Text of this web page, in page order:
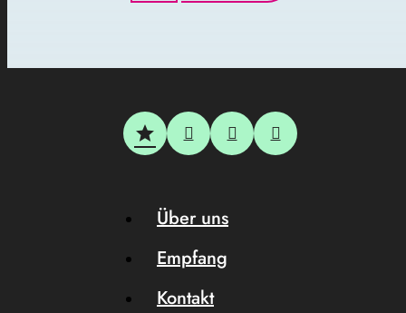
Über uns
Empfang
Kontakt